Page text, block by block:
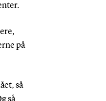
på
så
så